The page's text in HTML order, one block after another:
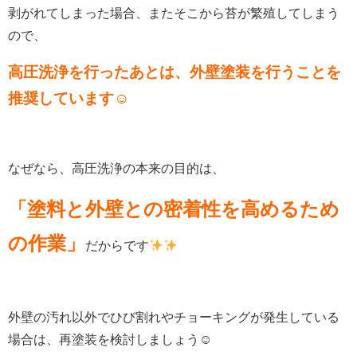
剥がれてしまった場合、またそこから苔が繁殖してしまう
ので、
高圧洗浄を行ったあとは、外壁塗装を行うことを
推奨しています☺
なぜなら、高圧洗浄の本来の目的は、
「塗料と外壁との密着性を高めるため
の作業」
だからです
外壁の汚れ以外でひび割れやチョーキングが発生している
場合は、再塗装を検討しましょう☺